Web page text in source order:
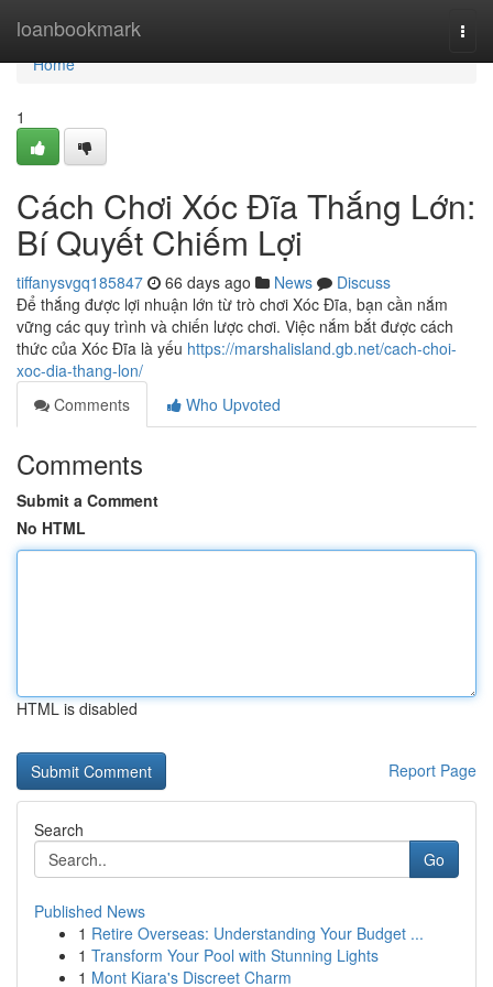
loanbookmark
Home
Home
1
Cách Chơi Xóc Đĩa Thắng Lớn:
Bí Quyết Chiếm Lợi
tiffanysvgq185847 66 days ago News
Discuss
Để thắng được lợi nhuận lớn từ trò chơi Xóc Đĩa, bạn cần nắm
vững các quy trình và chiến lược chơi. Việc nắm bắt được cách
thức của Xóc Đĩa là yếu https://marshalisland.gb.net/cach-choi-
xoc-dia-thang-lon/
Comments
Who Upvoted
Comments
Submit a Comment
No HTML
HTML is disabled
Report Page
Search
Go
Published News
1 Retire Overseas: Understanding Your Budget ...
1 Transform Your Pool with Stunning Lights
1 Mont Kiara's Discreet Charm